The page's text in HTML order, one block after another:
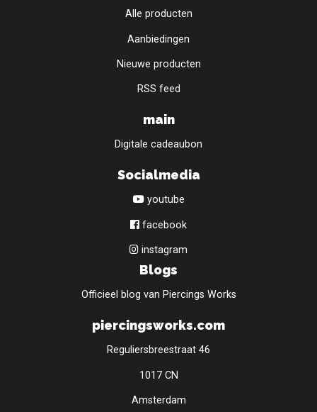
Alle producten
Aanbiedingen
Nieuwe producten
RSS feed
main
Digitale cadeaubon
Socialmedia
youtube
facebook
instagram
Blogs
Officieel blog van Piercings Works
piercingsworks.com
Reguliersbreestraat 46
1017 CN
Amsterdam